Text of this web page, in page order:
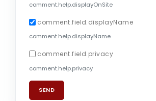
comment.help.displayOnSite
comment.field.displayName
comment.help.displayName
comment.field.privacy
comment.help.privacy
SEND